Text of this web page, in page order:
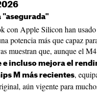
"asegurada"
con Apple Silicon han
potencia más que capaz
muestran que, aunque el
e incluso mejora el
M más recientes,
aún vigente para